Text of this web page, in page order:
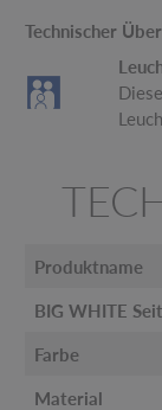
Technischer
Produktname
BIG WHITE
Farbe
Material